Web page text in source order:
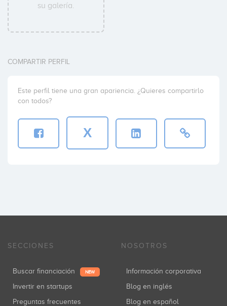
su galería.
COMPARTIR PERFIL
Este perfil tiene una gran apariencia. ¿Quieres compartirlo
con todos?
X
SECCIONES
Buscar financiación NEW
Invertir en startups
Preguntas frecuentes
NOSOTROS
Información corporativa
Blog en inglés
Blog en español